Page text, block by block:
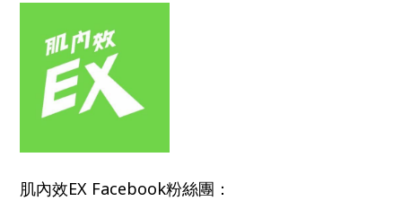
肌內效EX Facebook粉絲團：